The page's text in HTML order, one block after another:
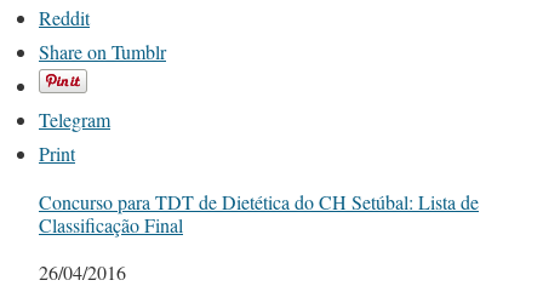
Reddit
Share on Tumblr
Telegram
Print
Concurso para TDT de Dietética do CH Setúbal: Lista de
Classificação Final
Date
26/04/2016